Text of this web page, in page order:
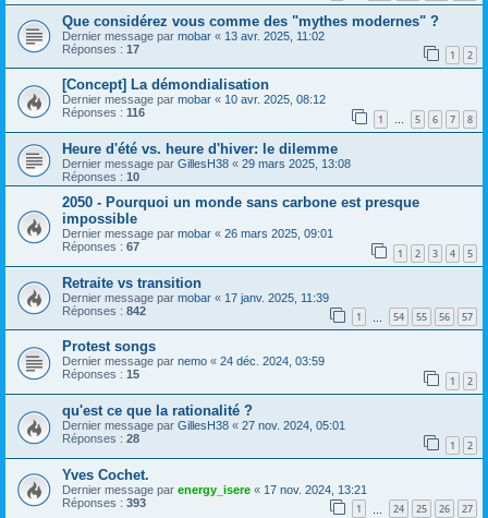
Que considérez vous comme des "mythes modernes" ?
Dernier message par mobar « 13 avr. 2025, 11:02
Réponses : 17 1 2
[Concept] La démondialisation
Dernier message par mobar « 10 avr. 2025, 08:12
Réponses : 116 1 … 5 6 7 8
Heure d'été vs. heure d'hiver: le dilemme
Dernier message par GillesH38 « 29 mars 2025, 13:08
Réponses : 10
2050 - Pourquoi un monde sans carbone est presque
impossible
Dernier message par mobar « 26 mars 2025, 09:01
Réponses : 67 1 2 3 4 5
Retraite vs transition
Dernier message par mobar « 17 janv. 2025, 11:39
Réponses : 842 1 54 55 56 57
Protest songs
Dernier message par nemo « 24 déc. 2024, 03:59
Réponses : 15 1 2
qu'est ce que la rationalité ?
Dernier message par GillesH38 « 27 nov. 2024, 05:01
Réponses : 28 1 2
Yves Cochet.
Dernier message par energy_isere « 17 nov. 2024, 13:21
Réponses : 393 1 24 25 26 27